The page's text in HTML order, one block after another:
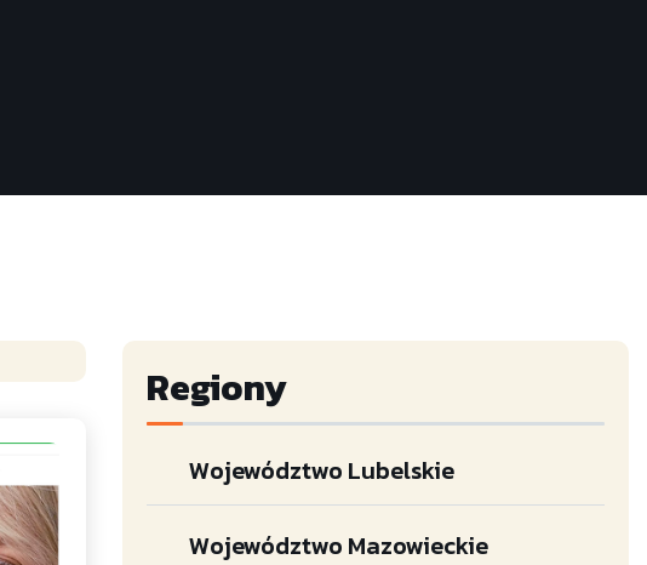
Regiony
Województwo Lubelskie
Województwo Mazowieckie